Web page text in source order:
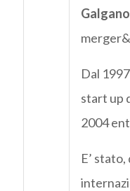
Dal 1997
start up
2004
E’